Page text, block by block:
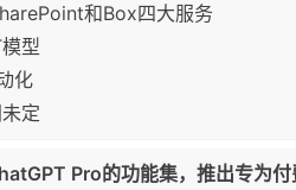
和Box四大服务
型
化
定
Pro的功能集，推出专为